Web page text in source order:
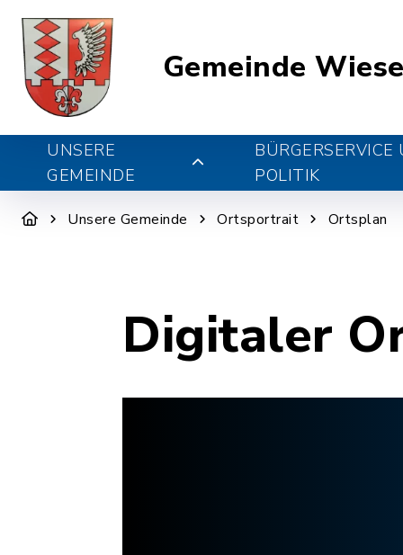
Gemeinde
UNSERE
GEMEINDE
BÜRGERSERVICE
POLITIK
Unsere Gemeinde Ortsportrait Ortsplan
Digitaler